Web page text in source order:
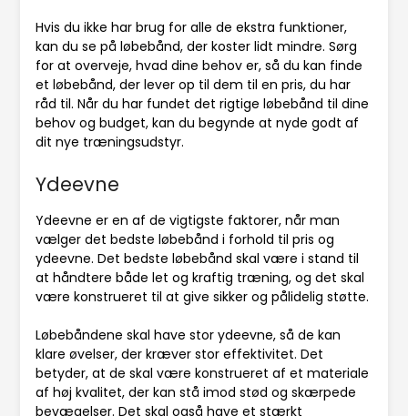
Hvis du ikke har brug for alle de ekstra funktioner,
kan du se på løbebånd, der koster lidt mindre. Sørg
for at overveje, hvad dine behov er, så du kan finde
et løbebånd, der lever op til dem til en pris, du har
råd til. Når du har fundet det rigtige løbebånd til dine
behov og budget, kan du begynde at nyde godt af
dit nye træningsudstyr.
Ydeevne
Ydeevne er en af de vigtigste faktorer, når man
vælger det bedste løbebånd i forhold til pris og
ydeevne. Det bedste løbebånd skal være i stand til
at håndtere både let og kraftig træning, og det skal
være konstrueret til at give sikker og pålidelig støtte.
Løbebåndene skal have stor ydeevne, så de kan
klare øvelser, der kræver stor effektivitet. Det
betyder, at de skal være konstrueret af et materiale
af høj kvalitet, der kan stå imod stød og skærpede
bevægelser. Det skal også have et stærkt